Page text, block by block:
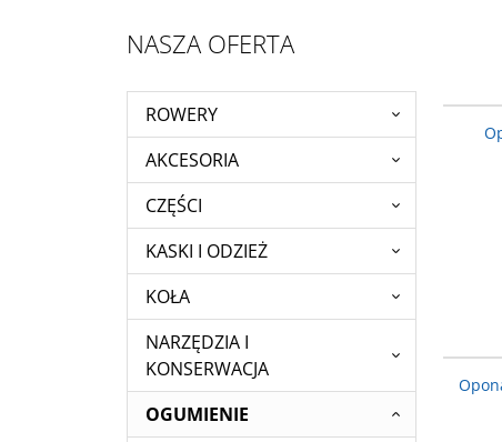
NASZA OFERTA
ROWERY
AKCESORIA
CZĘŚCI
KASKI I ODZIEŻ
KOŁA
NARZĘDZIA I
KONSERWACJA
OGUMIENIE